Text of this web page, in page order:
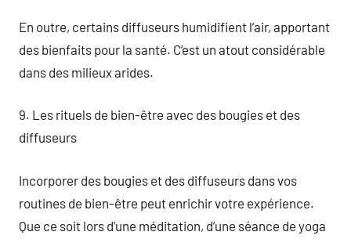
En outre, certains diffuseurs humidifient l’air, apportant
des bienfaits pour la santé. C’est un atout considérable
dans des milieux arides.
9. Les rituels de bien-être avec des bougies et des
diffuseurs
Incorporer des bougies et des diffuseurs dans vos
routines de bien-être peut enrichir votre expérience.
Que ce soit lors d’une méditation, d’une séance de yoga